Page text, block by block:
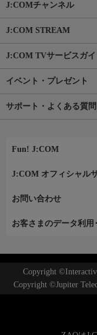
J:COMチャンネル
J:COM STREAM
J:COM TVサービスガイ
イベント・プレゼント
サポート・よくある質問
Fun! J:COM
J:COM オフィシャル
お問い合わせ
お客さまのデータ利用
Copyright
Copyright ©Jupiter